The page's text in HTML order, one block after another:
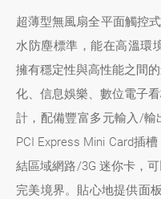
超薄型無風扇全平面觸控
水防塵標準，能在高溫環
擁有穩定性與高性能之間
化、信息娛樂、數位電子
計，配備豐富多元輸入/
PCI Express Mini Card插
結區域網路/3G 迷你卡，
完美境界。貼心地提供面